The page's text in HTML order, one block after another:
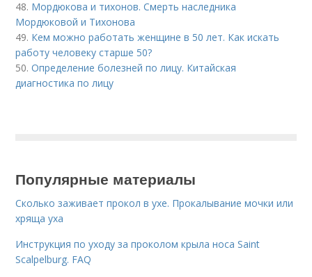
48. Мордюкова и тихонов. Смерть наследника
Мордюковой и Тихонова
49. Кем можно работать женщине в 50 лет. Как искать
работу человеку старше 50?
50.Определение болезней по лицу. Китайская
диагностика по лицу
Популярные материалы
Сколько заживает прокол в ухе. Прокалывание мочки или
хряща уха
Инструкция по уходу за проколом крыла носа Saint
Scalpelburg. FAQ